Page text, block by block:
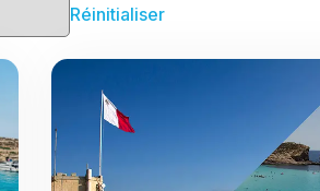
Réinitialiser